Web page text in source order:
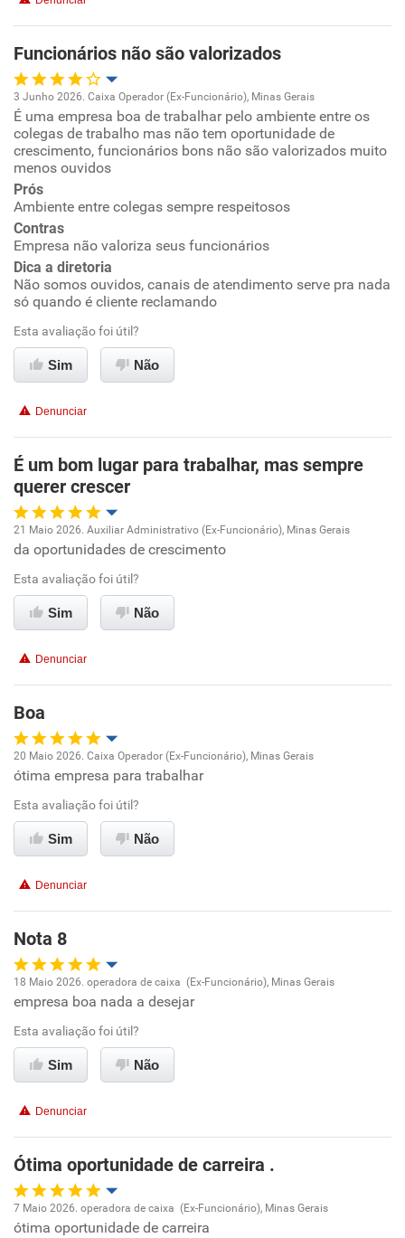
Não recomenda a diretoria
Funcionários não são valorizados
Oportunidade de promoção
Ambiente de trabalho
Conciliação com a vida familiar
Benefícios
Recomenda esta empresa
Não recomenda a diretoria
3 Junho 2026. Caixa Operador (Ex-Funcionário), Minas Gerais
É uma empresa boa de trabalhar pelo ambiente entre os
colegas de trabalho mas não tem oportunidade de
crescimento, funcionários bons não são valorizados muito
menos ouvidos
Prós
Ambiente entre colegas sempre respeitosos
Contras
Empresa não valoriza seus funcionários
Dica a diretoria
Não somos ouvidos, canais de atendimento serve pra nada
só quando é cliente reclamando
Esta avaliação foi útil?
Sim Não
Denunciar
É um bom lugar para trabalhar, mas sempre
querer crescer
Oportunidade de promoção
Ambiente de trabalho
Benefícios
Recomenda esta empresa
Recomenda a diretoria
21 Maio 2026. Auxiliar Administrativo (Ex-Funcionário), Minas Gerais
da oportunidades de crescimento
Esta avaliação foi útil?
Sim Não
Denunciar
Boa
Oportunidade de promoção
Ambiente de trabalho
Benefícios
Recomenda esta empresa
Recomenda a diretoria
20 Maio 2026. Caixa Operador (Ex-Funcionário), Minas Gerais
ótima empresa para trabalhar
Esta avaliação foi útil?
Sim Não
Denunciar
Nota 8
Oportunidade de promoção
Ambiente de trabalho
Benefícios
Recomenda esta empresa
Recomenda a diretoria
18 Maio 2026. operadora de caixa (Ex-Funcionário), Minas Gerais
empresa boa nada a desejar
Esta avaliação foi útil?
Sim Não
Denunciar
Ótima oportunidade de carreira .
Oportunidade de promoção
7 Maio 2026. operadora de caixa (Ex-Funcionário), Minas Gerais
ótima oportunidade de carreira